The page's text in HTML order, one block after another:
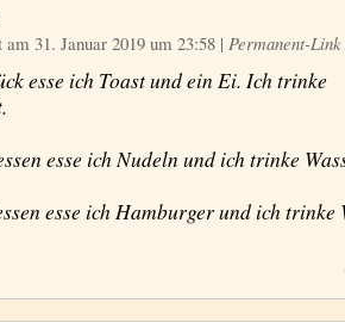
31. Januar 2019 um 23:58 | Permanent-Link
esse ich Toast und ein Ei. Ich trinke
esse ich Nudeln und ich trinke
esse ich Hamburger und ich trinke